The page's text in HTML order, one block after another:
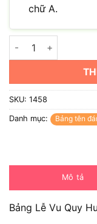
chữ A.
Bảng Lễ Vu Quy
SKU: 1458
Danh mục: Bảng tên
Mô tả
Bảng Lễ Vu Quy